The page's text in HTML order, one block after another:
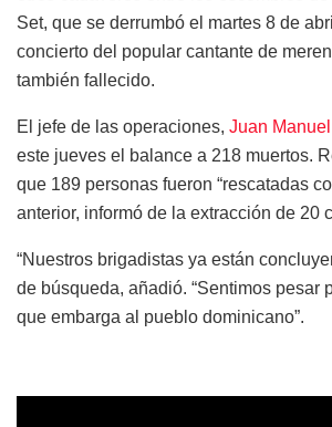
Set, que se derrumbó el martes 8 de
concierto del popular cantante de
también fallecido.
El jefe de las operaciones, Juan
este jueves el balance a 218 muertos.
que 189 personas fueron “rescatadas
anterior, informó de la extracción de 20
“Nuestros brigadistas ya están
de búsqueda, añadió. “Sentimos pesar
que embarga al pueblo dominicano”.